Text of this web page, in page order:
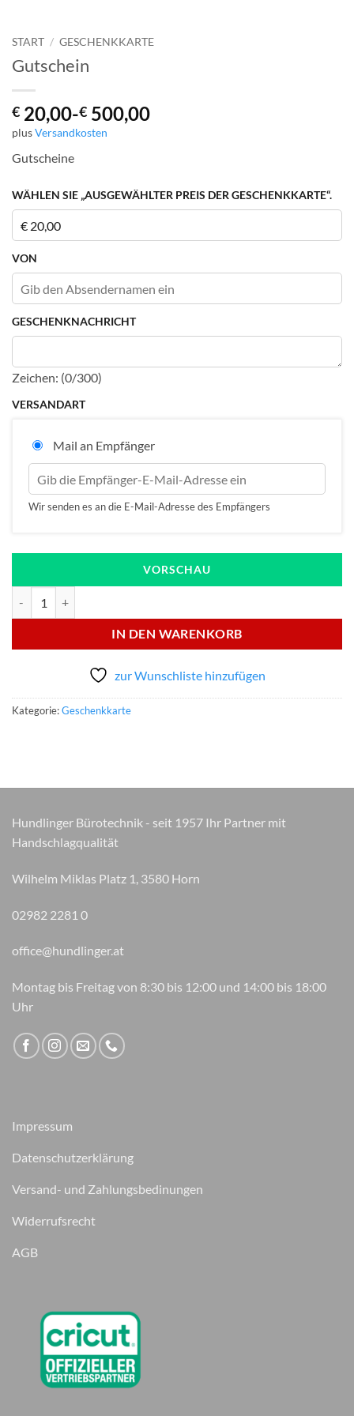
START / GESCHENKKARTE
Gutschein
€ 20,00-€ 500,00
plusVersandkosten
Gutscheine
WÄHLEN SIE „AUSGEWÄHLTER PREIS DER GESCHENKKARTE“.
VON
GESCHENKNACHRICHT
Zeichen: (0/300)
VERSANDART
Mail an Empfänger
Wir senden es an die E-Mail-Adresse des Empfängers
VORSCHAU
IN DEN WARENKORB
zur Wunschliste hinzufügen
Kategorie:Geschenkkarte
Hundlinger Bürotechnik - seit 1957 Ihr Partner mit
Handschlagqualität
Wilhelm Miklas Platz 1, 3580 Horn
02982 2281 0
office@hundlinger.at
Montag bis Freitag von 8:30 bis 12:00 und 14:00 bis 18:00
Uhr
Impressum
Datenschutzerklärung
Versand- und Zahlungsbedinungen
Widerrufsrecht
AGB